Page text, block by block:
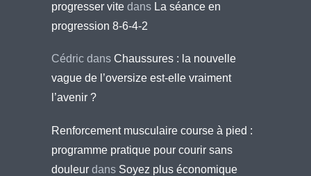
progresser vite dans La séance en
progression 8-6-4-2
Cédric dans Chaussures : la nouvelle
vague de l’oversize est-elle vraiment
l’avenir ?
Renforcement musculaire course à pied :
programme pratique pour courir sans
douleur dans Soyez plus économique